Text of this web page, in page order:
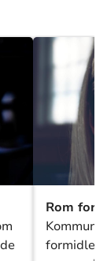
Rom for
formidler